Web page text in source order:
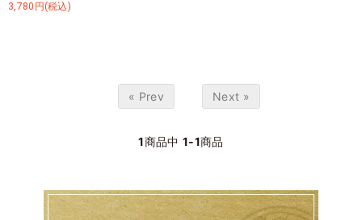
3,780円(税込)
« Prev Next »
1商品中 1-1商品